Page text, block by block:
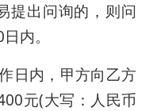
提出问询的，则问
内。
日内，甲方向乙方
元(大写：人民币